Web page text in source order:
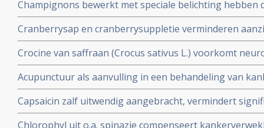
Champignons bewerkt met speciale belichting hebben
en kunnen vitamine-D supplementen vervangen
Cranberrysap en cranberrysuppletie verminderen
urineweginfecties bij daarvoor gevoelige mensen
Crocine van saffraan (Crocus sativus L.) voorkomt
placebo bij kankerpatienten die chemo kregen
Acupunctuur als aanvulling in een behandeling van
bijwerkingen veroorzaakt door bv. chemokuren bij
artikelenreeks
Capsaicin zalf uitwendig aangebracht, vermindert
(zenuwpijnen) veroorzaakt door operatieve ingrepen
Chlorophyl uit o.a. spinazie compenseert